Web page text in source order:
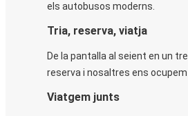
els autobusos moderns.
Tria, reserva, viatja
De la pantalla al seient en un
reserva i nosaltres ens ocupem
Viatgem junts